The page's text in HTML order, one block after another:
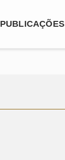
PUBLICAÇÕES